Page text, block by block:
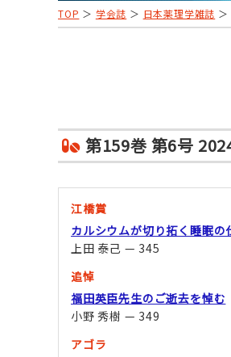
TOP ＞ 学会誌 ＞ 日本薬理学雑誌 ＞
第159巻 第6号
江橋賞
カルシウムが切り拓く睡眠の
上田 泰己 — 345
追悼
福田英臣先生のご逝去を悼む
小野 秀樹 — 349
アゴラ